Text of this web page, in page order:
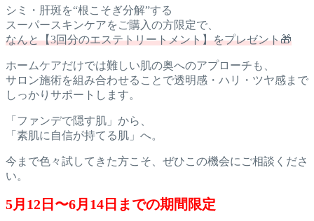
シミ・肝斑を“根こそぎ分解”する
スーパースキンケアをご購入の方限定で、
なんと【3回分のエステトリートメント】をプレゼント🎁
ホームケアだけでは難しい肌の奥へのアプローチも、
サロン施術を組み合わせることで透明感・ハリ・ツヤ感まで
しっかりサポートします。
「ファンデで隠す肌」から、
「素肌に自信が持てる肌」へ。
今まで色々試してきた方こそ、ぜひこの機会にご相談くださ
い。
5月12日〜6月14日までの期間限定